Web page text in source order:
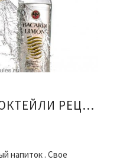
РОМ БАКАРДИ КОКТЕЙЛИ РЕЦЕПТЫ ДОМАШНИХ УСЛОВИЯХ
напиток . Свое